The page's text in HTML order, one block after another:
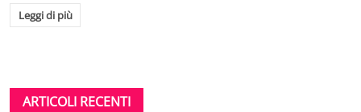
Leggi di più
ARTICOLI RECENTI